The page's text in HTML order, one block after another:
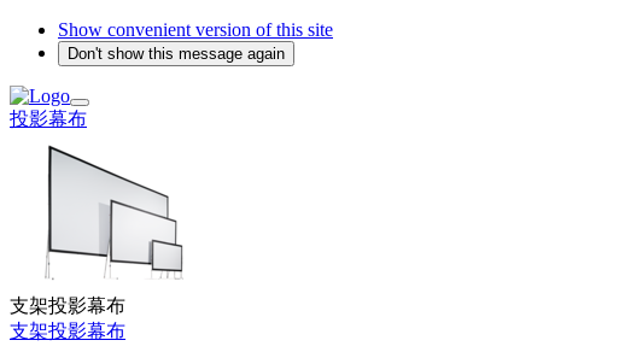
Show convenient version of this site
Don't show this message again
投影幕布
支架投影幕布
支架投影幕布